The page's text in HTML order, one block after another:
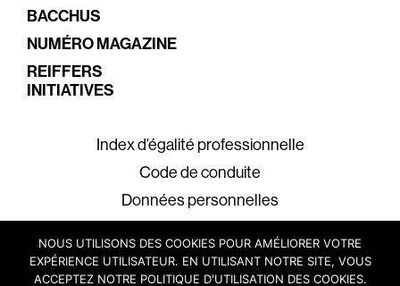
BACCHUS
NUMÉRO MAGAZINE
REIFFERS
INITIATIVES
Index d’égalité professionnelle
Code de conduite
Données personnelles
NOUS UTILISONS DES COOKIES POUR AMÉLIORER VOTRE
EXPÉRIENCE UTILISATEUR. EN UTILISANT NOTRE SITE, VOUS
ACCEPTEZ NOTRE POLITIQUE D'UTILISATION DES COOKIES.